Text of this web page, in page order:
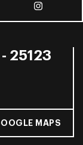
25123
MAPS